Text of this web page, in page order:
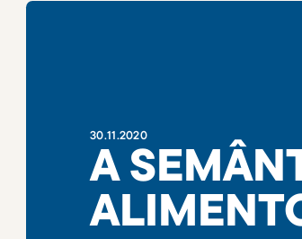
30.11.2020
A